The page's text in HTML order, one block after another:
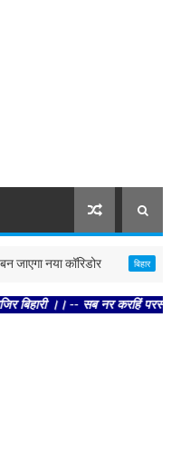
नया कॉरिडोर बिहार पटना :
-- सब नर करहिं परस्पर